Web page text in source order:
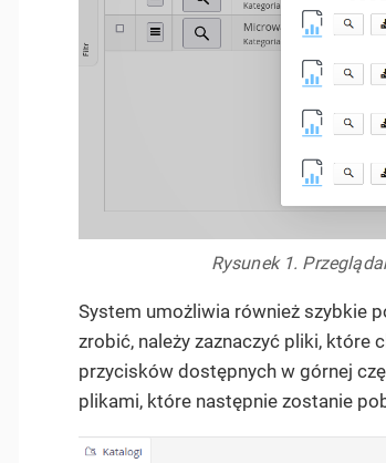
Rysunek 1.
System umożliwia również szybkie
zrobić, należy zaznaczyć pliki, które
przycisków dostępnych w górnej
plikami, które następnie zostanie